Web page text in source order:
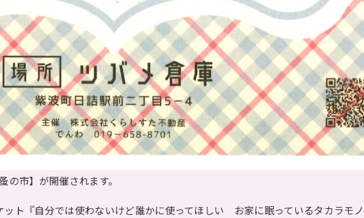
市】が開催されます。
ト『自分では使わないけど誰かに使ってほしい お家に眠っているタカラモノ